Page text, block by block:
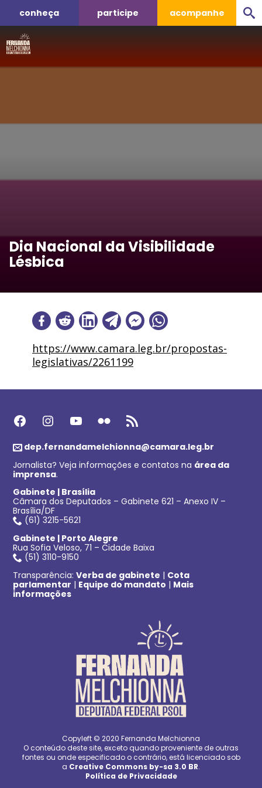
conheça participe acompanhe
Dia Nacional da Visibilidade
Lésbica
https://www.camara.leg.br/propostas-
legislativas/2261199
Facebook Instagram Youtube Flickr Feed RSS
dep.fernandamelchionna@camara.leg.br
Jornalista? Veja informações e contatos na área da
imprensa.
Gabinete | Brasília
Câmara dos Deputados – Gabinete 621 – Anexo IV –
Brasília/DF
(61) 3215-5621
Gabinete | Porto Alegre
Rua Sofia Veloso, 71 – Cidade Baixa
(51) 3110-9150
Transparência:Verba de gabinete | Cota
parlamentar | Equipe do mandato | Mais
informações
Copyleft © 2020 Fernanda Melchionna
O conteúdo deste site, exceto quando proveniente de outras
fontes ou onde especificado o contrário, está licenciado sob
a Creative Commons by-sa 3.0 BR.
Política de Privacidade